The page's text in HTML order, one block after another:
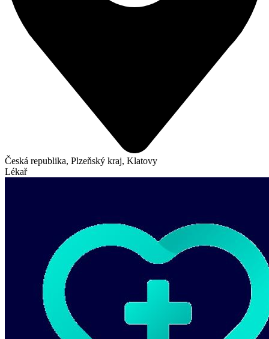
Česká republika, Plzeňský kraj, Klatovy
Lékař